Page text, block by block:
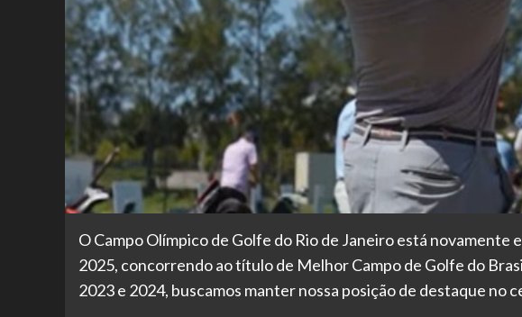
O Campo Olímpico de Golfe do Rio de Janeiro está
2025, concorrendo ao título de Melhor Campo de Golfe do
2023 e 2024, buscamos manter nossa posição de destaque no